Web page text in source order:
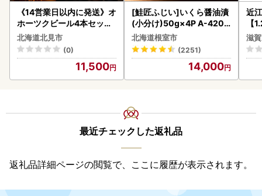
《14営業日以内に発送》オ
ホーツクビール4本セット
( 飲料 飲み物 お酒 ビール
クラフトビール 瓶ビール
贈答 ギフト 贈り物 お中元
御中元 お歳暮 御歳暮 お祝
い プレゼント モルトビー
北海道北見市
(0)
11,500
[鮭匠ふじい]いくら醤油漬
(小分け)50g×4P A-4209
5
北海道根室市
(2251)
14,000
近
【
】
滋
最近チェックした返礼品
返礼品詳細ページの閲覧で、ここに履歴が表示されます。